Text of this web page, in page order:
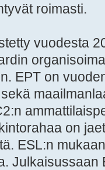
roimasti.
vuodesta
EPT on
on
ESL:n
Julkaisussaan